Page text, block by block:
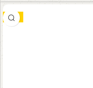
-7%